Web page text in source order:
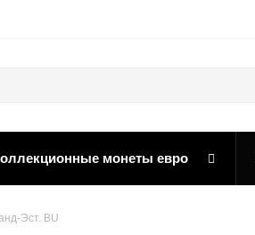
монеты евро
Эст. BU